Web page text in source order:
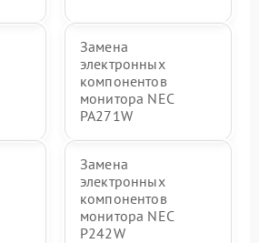
Замена
электронных
компонентов
монитора NEC
PA271W
Замена
электронных
компонентов
монитора NEC
P242W